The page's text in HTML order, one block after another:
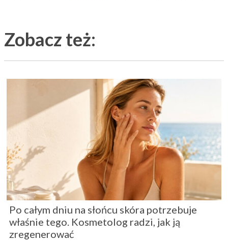
Zobacz też:
Po całym dniu na słońcu skóra potrzebuje
właśnie tego. Kosmetolog radzi, jak ją
zregenerować